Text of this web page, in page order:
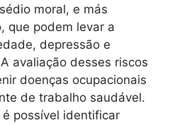
moral, e más
que podem levar a
depressão e
avaliação desses riscos
doenças ocupacionais
de trabalho saudável.
possível identificar